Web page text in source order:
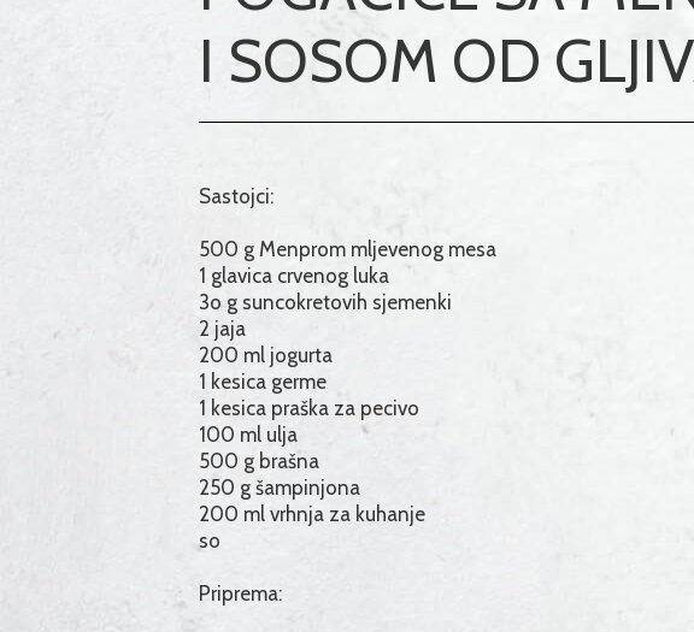
I SOSOM OD
Sastojci:
500 g Menprom mljevenog mesa
1 glavica crvenog luka
3o g suncokretovih sjemenki
2 jaja
200 ml jogurta
1 kesica germe
1 kesica praška za pecivo
100 ml ulja
500 g brašna
250 g šampinjona
200 ml vrhnja za kuhanje
so
Priprema: